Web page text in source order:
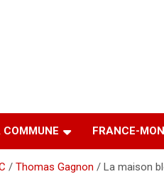
COMMUNE FRANCE-
Thomas Gagnon La maison